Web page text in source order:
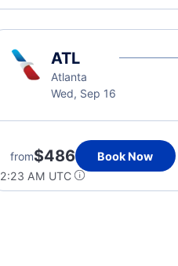
ATL
Atlanta
Wed, Sep 16
from$486 Book Now
AM UTC